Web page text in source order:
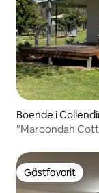
Boende i
"Maroondah
Gästfavorit
Gästfavorit